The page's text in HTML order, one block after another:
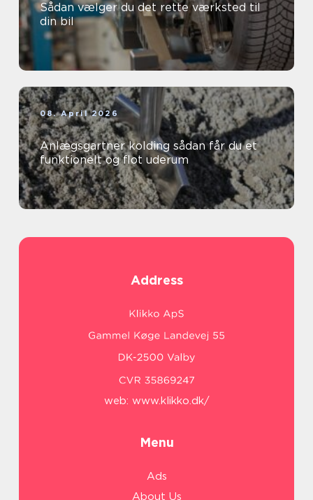
Sådan vælger du det rette værksted til
din bil
08. April 2026
Anlægsgartner kolding sådan får du et
funktionelt og flot uderum
Address
web: www.klikko.dk/
Menu
Ads
About Us